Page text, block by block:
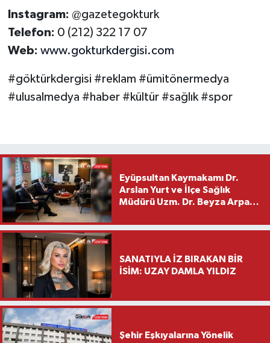
Instagram: @gazetegokturk
Telefon: 0 (212) 322 17 07
Web: www.gokturkdergisi.com
#göktürkdergisi #reklam #ümitönermedya
#ulusalmedya #haber #kültür #sağlık #spor
Eyüpsultan Kaymakamı Dr.
Arslan Yurt ve İlçe Sağlık
Müdürü Uzm. Dr. Beyza Arpacı
Ziyareti
SANATIYLA İZ BIRAKAN BİR
İSİM: UZAY DAMLA YILDIZ
Şehir Eşkıyalarına Yönelik